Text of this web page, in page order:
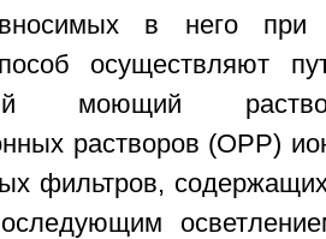
в него при
осуществляют
моющий
растворов (ОРР)
фильтров,